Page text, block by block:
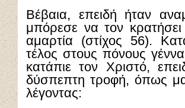
Βέβαια, επειδή ήταν
μπόρεσε να τον κρατήσει
αμαρτία (στίχος 56).
τέλος στους πόνους
κατάπιε τον Χριστό,
δύσπεπτη τροφή, όπως
λέγοντας: